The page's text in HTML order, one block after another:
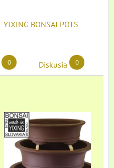
YIXING BONSAI POTS
0 Diskusia 0